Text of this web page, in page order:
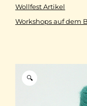
🔍
Wollfest Artikel
Workshops auf dem